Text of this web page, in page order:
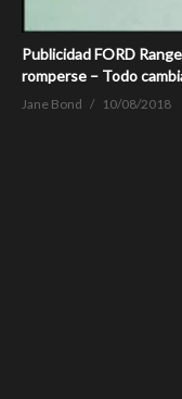
Publicidad FORD
romperse – Todo
Jane Bond 10/08/2018